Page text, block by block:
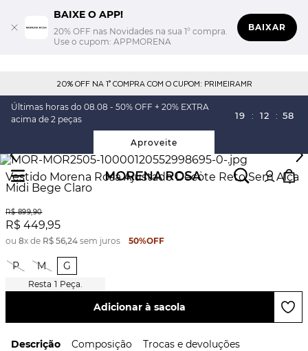
BAIXE O APP!
20% OFF nas Novidades na sua 1° compra.
Use o cupom: APPMORENA
BAIXAR
20% OFF NA 1° COMPRA COM O CUPOM: PRIMEIRAMR
Últimas horas do 08.08 - 50% OFF + 20% EXTRA
acima de 2 peças
19 : 12 : 58
Aproveite
Vestido Morena Rosa Ajustado Decote Reto Sem Alça
Midi Bege Claro
R$ 899,90
R$ 449,95
ou 8x de R$ 56,24 sem juros 50%OFF
P M G
1 Peça.
Adicionar à sacola
Descrição Composição Trocas e devoluções